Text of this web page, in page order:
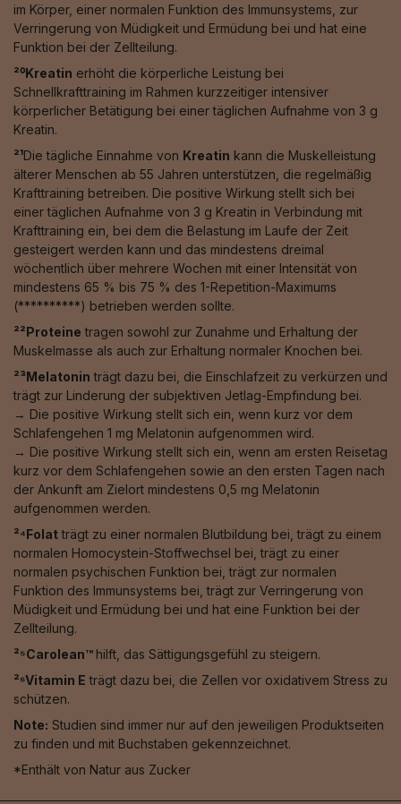
im Körper, einer normalen Funktion des Immunsystems, zur
Verringerung von Müdigkeit und Ermüdung bei und hat eine
Funktion bei der Zellteilung.
²⁰Kreatin erhöht die körperliche Leistung bei
Schnellkrafttraining im Rahmen kurzzeitiger intensiver
körperlicher Betätigung bei einer täglichen Aufnahme von 3 g
Kreatin.
²¹Die tägliche Einnahme von Kreatin kann die Muskelleistung
älterer Menschen ab 55 Jahren unterstützen, die regelmäßig
Krafttraining betreiben. Die positive Wirkung stellt sich bei
einer täglichen Aufnahme von 3 g Kreatin in Verbindung mit
Krafttraining ein, bei dem die Belastung im Laufe der Zeit
gesteigert werden kann und das mindestens dreimal
wöchentlich über mehrere Wochen mit einer Intensität von
mindestens 65 % bis 75 % des 1-Repetition-Maximums
(**********) betrieben werden sollte.
²²Proteine tragen sowohl zur Zunahme und Erhaltung der
Muskelmasse als auch zur Erhaltung normaler Knochen bei.
²³Melatonin trägt dazu bei, die Einschlafzeit zu verkürzen und
trägt zur Linderung der subjektiven Jetlag-Empfindung bei.
→ Die positive Wirkung stellt sich ein, wenn kurz vor dem
Schlafengehen 1 mg Melatonin aufgenommen wird.
→ Die positive Wirkung stellt sich ein, wenn am ersten Reisetag
kurz vor dem Schlafengehen sowie an den ersten Tagen nach
der Ankunft am Zielort mindestens 0,5 mg Melatonin
aufgenommen werden.
²⁴Folatträgt zu einer normalen Blutbildung bei, trägt zu einem
normalen Homocystein-Stoffwechsel bei, trägt zu einer
normalen psychischen Funktion bei, trägt zur normalen
Funktion des Immunsystems bei, trägt zur Verringerung von
Müdigkeit und Ermüdung bei und hat eine Funktion bei der
Zellteilung.
²⁵Carolean™️ hilft, das Sättigungsgefühl zu steigern.
²⁶Vitamin E trägt dazu bei, die Zellen vor oxidativem Stress zu
schützen.
Note: Studien sind immer nur auf den jeweiligen Produktseiten
zu finden und mit Buchstaben gekennzeichnet.
*Enthält von Natur aus Zucker